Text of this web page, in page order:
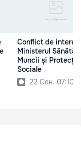
Conflict de
Ministerul
Muncii și
Sociale
22 Сен. 07:10